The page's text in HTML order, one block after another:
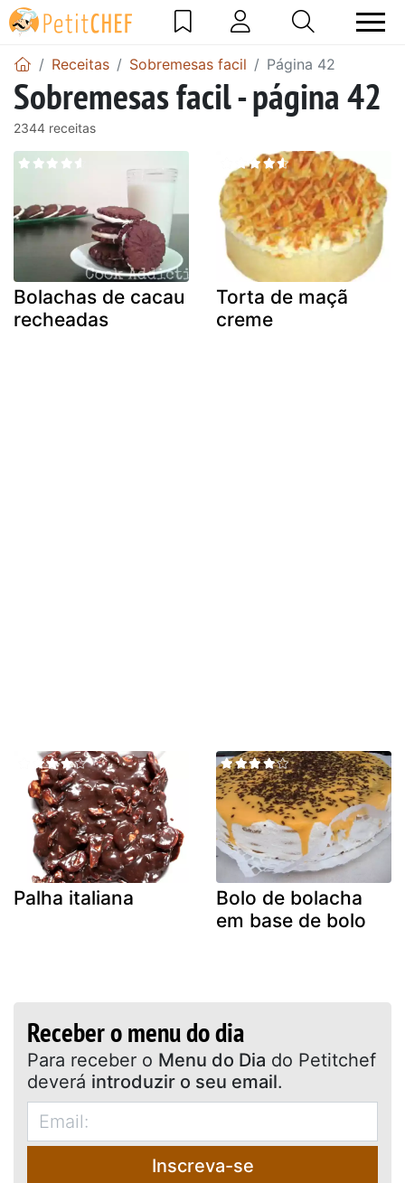
Receitas Sobremesas facil Página 42
Sobremesas facil - página 42
2344 receitas
Bolachas de cacau
recheadas
Torta de maçã
creme
Palha italiana
Bolo de bolacha
em base de bolo
Receber o menu do dia
Para receber o Menu do Dia do Petitchef
deverá introduzir o seu email.
Inscreva-se